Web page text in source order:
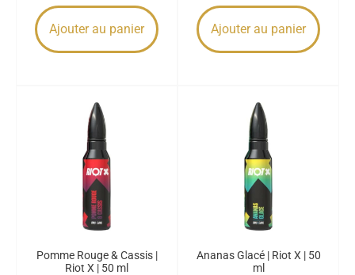
Ajouter au panier Ajouter au panier
Pomme Rouge & Cassis |
Riot X | 50 ml
Ananas Glacé | Riot X | 50
ml